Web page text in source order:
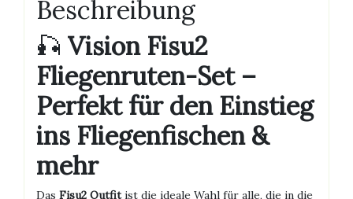
Beschreibung
🎣 Vision Fisu2
Fliegenruten-Set –
Perfekt für den Einstieg
ins Fliegenfischen &
mehr
Das Fisu2 Outfitist die ideale Wahl für alle, die in die